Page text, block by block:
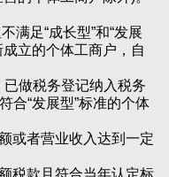
足“成长型”和“发展
立的个体工商户，自
做税务登记纳入税务
合“发展型”标准的个体
者营业收入达到一定
款且符合当年认定标